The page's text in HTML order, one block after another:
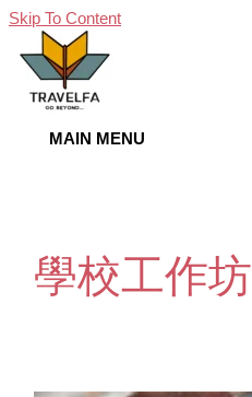
Skip To Content
MAIN MENU
學校工作坊